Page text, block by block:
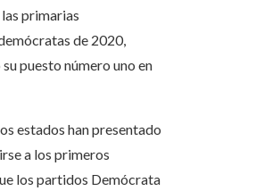
primarias
de 2020,
puesto número uno en
estados han presentado
a los primeros
los partidos Demócrata